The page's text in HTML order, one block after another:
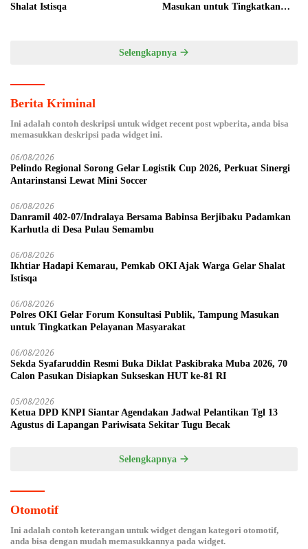
Shalat Istisqa
Masukan untuk Tingkatkan
Selengkapnya
Berita Kriminal
Ini adalah contoh deskripsi untuk widget recent post wpberita, anda bisa
memasukkan deskripsi pada widget ini.
06/08/2026
Pelindo Regional Sorong Gelar Logistik Cup 2026, Perkuat Sinergi
Antarinstansi Lewat Mini Soccer
06/08/2026
Danramil 402-07/Indralaya Bersama Babinsa Berjibaku Padamkan
Karhutla di Desa Pulau Semambu
06/08/2026
Ikhtiar Hadapi Kemarau, Pemkab OKI Ajak Warga Gelar Shalat
Istisqa
06/08/2026
Polres OKI Gelar Forum Konsultasi Publik, Tampung Masukan
untuk Tingkatkan Pelayanan Masyarakat
06/08/2026
Sekda Syafaruddin Resmi Buka Diklat Paskibraka Muba 2026, 70
Calon Pasukan Disiapkan Sukseskan HUT ke-81 RI
05/08/2026
Ketua DPD KNPI Siantar Agendakan Jadwal Pelantikan Tgl 13
Agustus di Lapangan Pariwisata Sekitar Tugu Becak
Selengkapnya
Otomotif
Ini adalah contoh keterangan untuk widget dengan kategori otomotif,
anda bisa dengan mudah memasukkannya pada widget.